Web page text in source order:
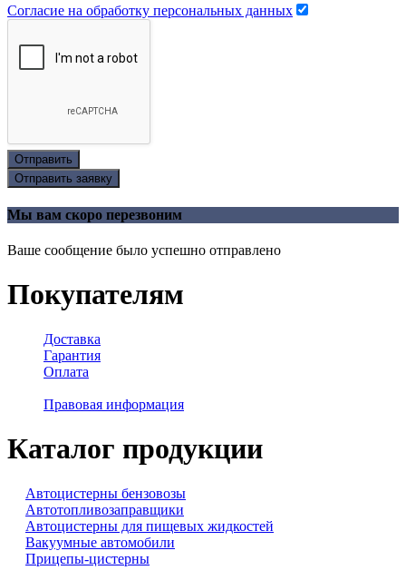
Согласие на обработку персональных данных
Отправить
Отправить заявку
Мы вам скоро перезвоним
Ваше сообщение было успешно отправлено
Покупателям
Доставка
Гарантия
Оплата
Правовая информация
Каталог продукции
Автоцистерны бензовозы
Автотопливозаправщики
Автоцистерны для пищевых жидкостей
Вакуумные автомобили
Прицепы-цистерны